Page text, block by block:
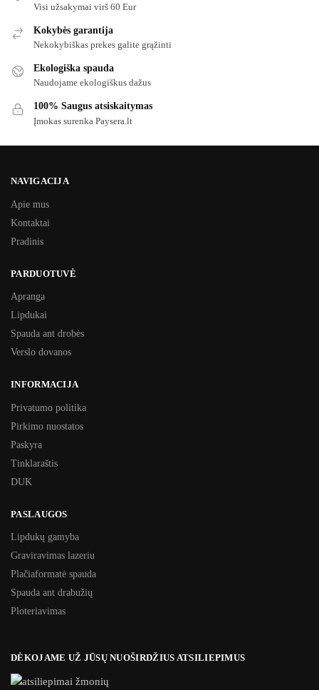
Visi užsakymai virš 60 Eur
Kokybės garantija
Nekokybiškas prekes galite grąžinti
Ekologiška spauda
Naudojame ekologiškus dažus
100% Saugus atsiskaitymas
Įmokas surenka Paysera.lt
NAVIGACIJA
Apie mus
Kontaktai
Pradinis
PARDUOTUVĖ
Apranga
Lipdukai
Spauda ant drobės
Verslo dovanos
INFORMACIJA
Privatumo politika
Pirkimo nuostatos
Paskyra
Tinklaraštis
DUK
PASLAUGOS
Lipdukų gamyba
Graviravimas lazeriu
Plačiaformatė spauda
Spauda ant drabužių
Ploteriavimas
DĖKOJAME UŽ JŪSŲ NUOŠIRDŽIUS ATSILIEPIMUS